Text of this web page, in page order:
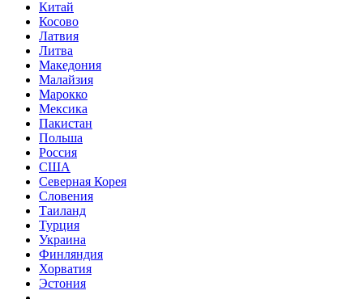
Китай
Косово
Латвия
Литва
Македония
Малайзия
Марокко
Мексика
Пакистан
Польша
Россия
США
Северная Корея
Словения
Таиланд
Турция
Украина
Финляндия
Хорватия
Эстония